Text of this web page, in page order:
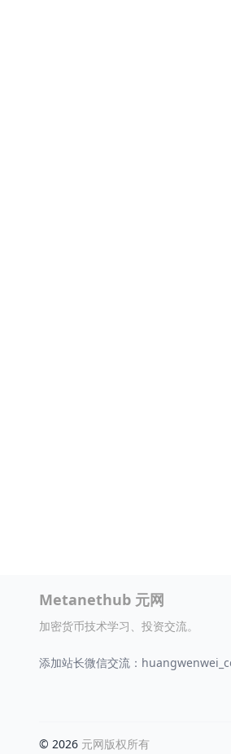
Metanethub 元网
加密货币技术学习、投资交流。
添加站长微信交流：
© 2026 元网版权所有